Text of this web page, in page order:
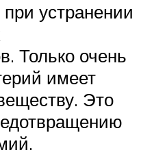
устранении
Только очень
имеет
Это